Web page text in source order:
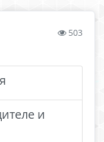
503
и